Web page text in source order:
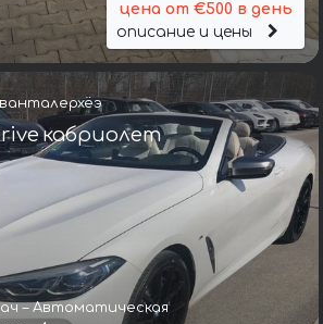
цена от €500 в день
описание и цены
кабриолет
– Автоматическая